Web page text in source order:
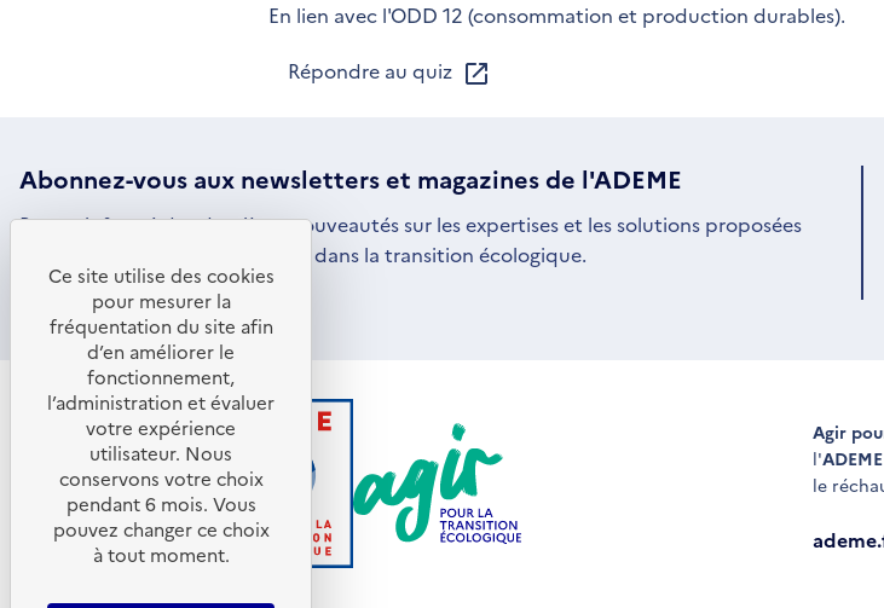
En lien avec l'ODD 12 (consommation et production durables).
Répondre au quiz
Abonnez-vous aux newsletterset magazines de l'ADEME
Restez informé des dernières nouveautés sur les expertises et les solutions proposées
par l'ADEME pour vous engager dans la transition écologique.
S'ABONNER
S'OUVRE
DANS
UNE
NOUVELLE
FENÊTRE
Agir
l'ADEME
le
S'ouvre
Ce site utilise des cookies
pour mesurer la
fréquentation du site afin
d’en améliorer le
fonctionnement,
l’administration et évaluer
votre expérience
utilisateur. Nous
conservons votre choix
pendant 6 mois. Vous
pouvez changer ce choix
à tout moment.